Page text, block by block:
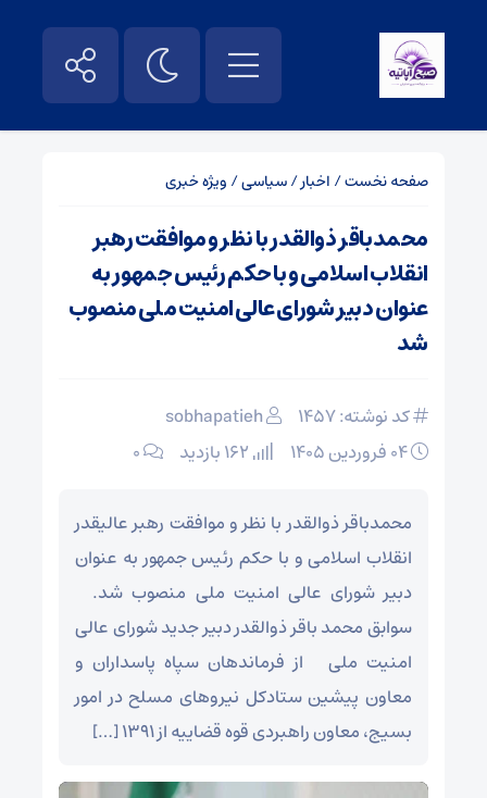
صفحه نخست/ اخبار/سیاسی/ ویژه خبری
محمدباقر ذوالقدر با نظر و موافقت رهبر
انقلاب اسلامی و با حکم رئیس جمهور به
عنوان دبیر شورای عالی امنیت ملی منصوب
شد
کد نوشته: 1457
sobhapatieh
۰
محمدباقر ذوالقدر با نظر و موافقت رهبر عالیقدر
انقلاب اسلامی و با حکم رئیس جمهور به عنوان
دبیر شورای عالی امنیت ملی منصوب شد.
سوابق محمد باقر ذوالقدر دبیر جدید شورای عالی
امنیت ملی از فرماندهان سپاه پاسداران و
معاون پیشین ستادکل نیروهای مسلح در امور
بسیج، معاون راهبردی قوه قضاییه از ۱۳۹۱ […]